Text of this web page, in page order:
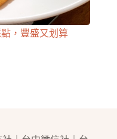
，豐盛又划算